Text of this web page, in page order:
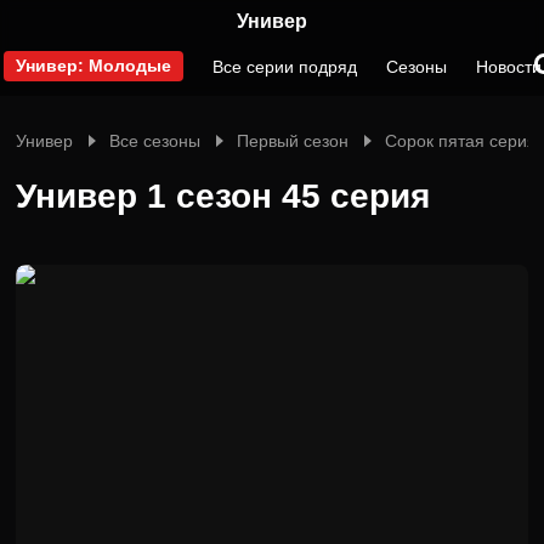
Универ
Универ: Молодые Все серии подряд Сезоны Новости
Универ Все сезоны Первый сезон Сорок пятая серия
Универ 1 сезон 45 серия